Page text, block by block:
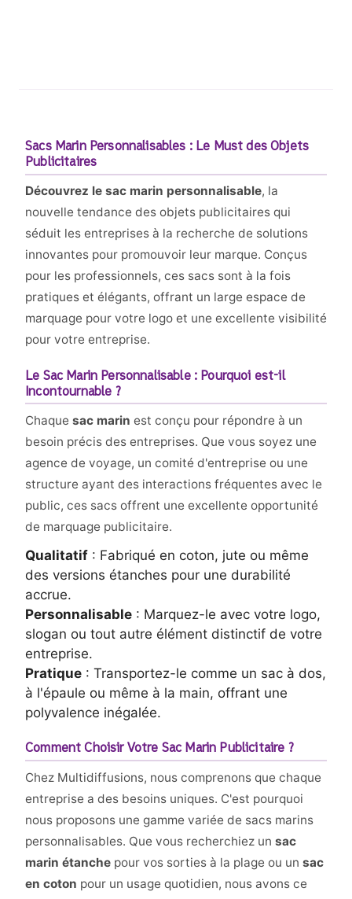
Sacs Marin Personnalisables : Le Must des Objets
Publicitaires
Découvrez le sac marin personnalisable, la
nouvelle tendance des objets publicitaires qui
séduit les entreprises à la recherche de solutions
innovantes pour promouvoir leur marque. Conçus
pour les professionnels, ces sacs sont à la fois
pratiques et élégants, offrant un large espace de
marquage pour votre logo et une excellente visibilité
pour votre entreprise.
Le Sac Marin Personnalisable : Pourquoi est-il
Incontournable ?
Chaque sac marin est conçu pour répondre à un
besoin précis des entreprises. Que vous soyez une
agence de voyage, un comité d'entreprise ou une
structure ayant des interactions fréquentes avec le
public, ces sacs offrent une excellente opportunité
de marquage publicitaire.
Qualitatif : Fabriqué en coton, jute ou même
des versions étanches pour une durabilité
accrue.
Personnalisable : Marquez-le avec votre logo,
slogan ou tout autre élément distinctif de votre
entreprise.
Pratique : Transportez-le comme un sac à dos,
à l'épaule ou même à la main, offrant une
polyvalence inégalée.
Comment Choisir Votre Sac Marin Publicitaire ?
Chez Multidiffusions, nous comprenons que chaque
entreprise a des besoins uniques. C'est pourquoi
nous proposons une gamme variée de sacs marins
personnalisables. Que vous recherchiez un sac
marin étanche pour vos sorties à la plage ou un sac
en coton pour un usage quotidien, nous avons ce